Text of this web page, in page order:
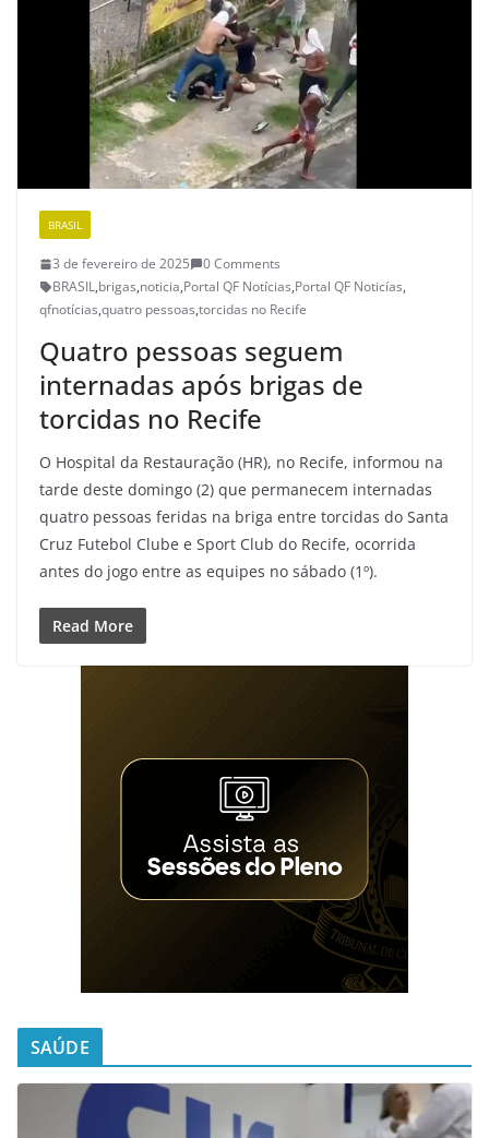
BRASIL
3 de fevereiro de 2025
0 Comments
BRASIL,brigas,noticia,Portal QF Notícias,Portal QF Noticías,
qfnotícias,quatro pessoas,torcidas no Recife
Quatro pessoas seguem
internadas após brigas de
torcidas no Recife
O Hospital da Restauração (HR), no Recife, informou na
tarde deste domingo (2) que permanecem internadas
quatro pessoas feridas na briga entre torcidas do Santa
Cruz Futebol Clube e Sport Club do Recife, ocorrida
antes do jogo entre as equipes no sábado (1º).
Read More
SAÚDE